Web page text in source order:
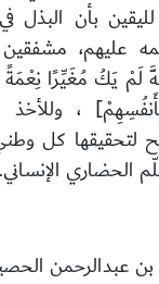
لليقين بأن البذل
عليهم،
لَمْ يَكُ مُغَيِّرًا
، وللأخذ
لتحقيقها كل
الحضاري الإنساني.
عبدالرحمن